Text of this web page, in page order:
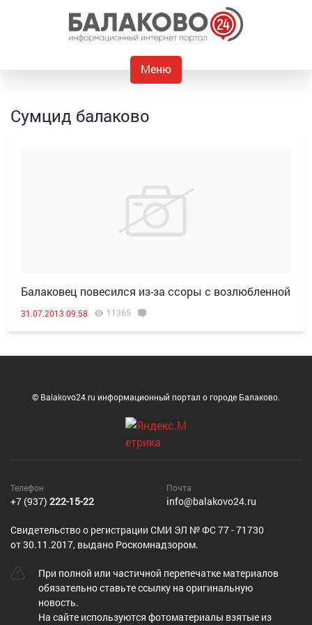
Меню
Сумцид балаково
Балаковец повесился из-за ссоры с возлюбленной
31.07.2013 09:58 11365
© Balakovo24.ru информационный портал о городе Балаково.
Телефон
+7 (937) 222-15-22
Почта
info@balakovo24.ru
Cвидетельство о регистрации СМИ ЭЛ № ФС 77 - 71730
от 30.11.2017, выдано Роскомнадзором.
При полной или частичной перепечатке материалов
обязательно ставьте ссылку на оригинальную
новость.
На сайте используются фотоматериалы взятые из